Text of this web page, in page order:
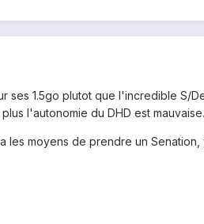
ses 1.5go plutot que l'incredible S/
l'autonomie du DHD est mauvaise.
les moyens de prendre un Senation,